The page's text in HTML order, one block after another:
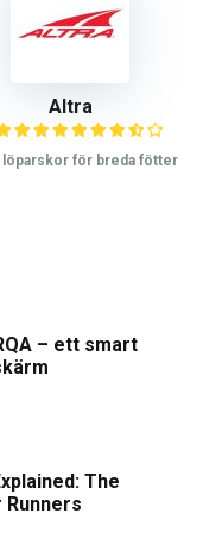
Altra
löparskor för breda fötter
– ett smart
The
Runners